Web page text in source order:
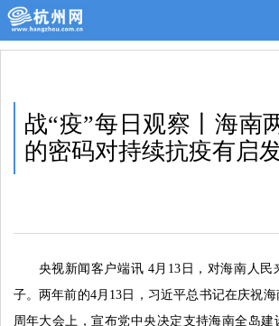
战“疫”每日观察丨海南
的密码对持续抗疫有启
央视新闻客户端讯 4月13日，对海南人民
子。两年前的4月13日，习近平总书记在庆祝
周年大会上，宣布党中央决定支持海南全岛建